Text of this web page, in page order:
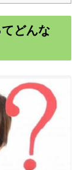
どんな